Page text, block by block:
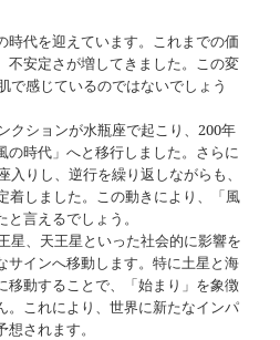
時代を迎えています。これまでの価
不安定さが増してきました。この変
で感じているのではないでしょう
クションが水瓶座で起こり、200年
の時代」へと移行しました。さらに
入りし、逆行を繰り返しながらも、
着しました。この動きにより、「風
言えるでしょう。
星、天王星といった社会的に影響を
サインへ移動します。特に土星と海
移動することで、「始まり」を象徴
。これにより、世界に新たなインパ
されます。